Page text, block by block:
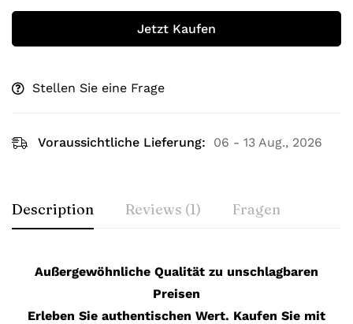
Jetzt Kaufen
Stellen Sie eine Frage
Voraussichtliche Lieferung: 06 - 13 Aug., 2026
Description Reviews (1) Fragen
Außergewöhnliche Qualität zu unschlagbaren
Preisen
Erleben Sie authentischen Wert. Kaufen Sie mit